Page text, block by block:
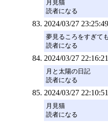
月見猫
読者になる
2024/03/27 23:25:49
夢見るころをすぎても
読者になる
2024/03/27 22:16:21
月と太陽の日記
読者になる
2024/03/27 22:10:51
月見猫
読者になる